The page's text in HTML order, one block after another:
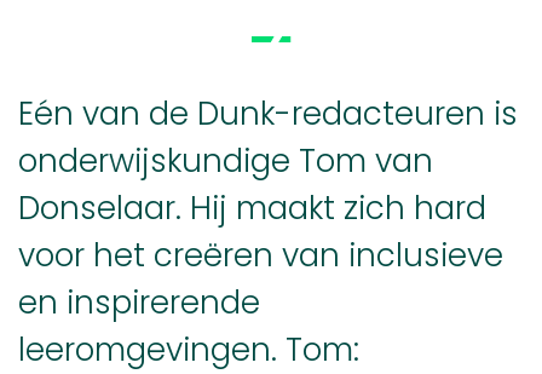
Eén van de Dunk-redacteuren is
onderwijskundige Tom van
Donselaar. Hij maakt zich hard
voor het creëren van inclusieve
en inspirerende
leeromgevingen. Tom: